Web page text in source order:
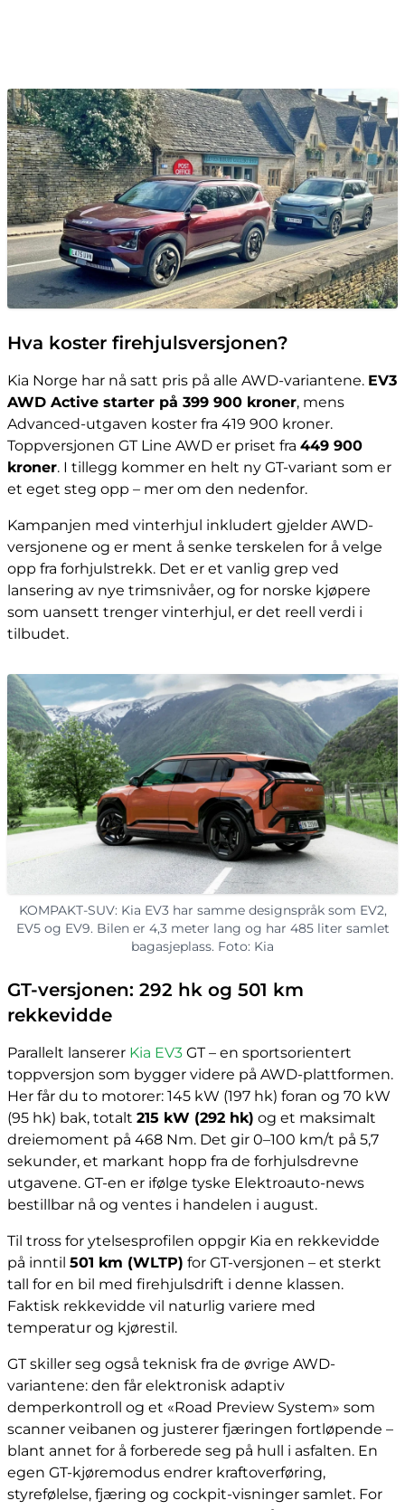
Hva koster firehjulsversjonen?
Kia Norge har nå satt pris på alle AWD-variantene. EV3
AWD Active starter på 399 900 kroner, mens
Advanced-utgaven koster fra 419 900 kroner.
Toppversjonen GT Line AWD er priset fra 449 900
kroner. I tillegg kommer en helt ny GT-variant som er
et eget steg opp – mer om den nedenfor.
Kampanjen med vinterhjul inkludert gjelder AWD-
versjonene og er ment å senke terskelen for å velge
opp fra forhjulstrekk. Det er et vanlig grep ved
lansering av nye trimsnivåer, og for norske kjøpere
som uansett trenger vinterhjul, er det reell verdi i
tilbudet.
KOMPAKT-SUV: Kia EV3 har samme designspråk som EV2,
EV5 og EV9. Bilen er 4,3 meter lang og har 485 liter samlet
bagasjeplass. Foto: Kia
GT-versjonen: 292 hk og 501 km
rekkevidde
Parallelt lanserer Kia EV3 GT – en sportsorientert
toppversjon som bygger videre på AWD-plattformen.
Her får du to motorer: 145 kW (197 hk) foran og 70 kW
(95 hk) bak, totalt 215 kW (292 hk) og et maksimalt
dreiemoment på 468 Nm. Det gir 0–100 km/t på 5,7
sekunder, et markant hopp fra de forhjulsdrevne
utgavene. GT-en er ifølge tyske Elektroauto-news
bestillbar nå og ventes i handelen i august.
Til tross for ytelsesprofilen oppgir Kia en rekkevidde
på inntil 501 km (WLTP) for GT-versjonen – et sterkt
tall for en bil med firehjulsdrift i denne klassen.
Faktisk rekkevidde vil naturlig variere med
temperatur og kjørestil.
GT skiller seg også teknisk fra de øvrige AWD-
variantene: den får elektronisk adaptiv
demperkontroll og et «Road Preview System» som
scanner veibanen og justerer fjæringen fortløpende –
blant annet for å forberede seg på hull i asfalten. En
egen GT-kjøremodus endrer kraftoverføring,
styrefølelse, fjæring og cockpit-visninger samlet. For